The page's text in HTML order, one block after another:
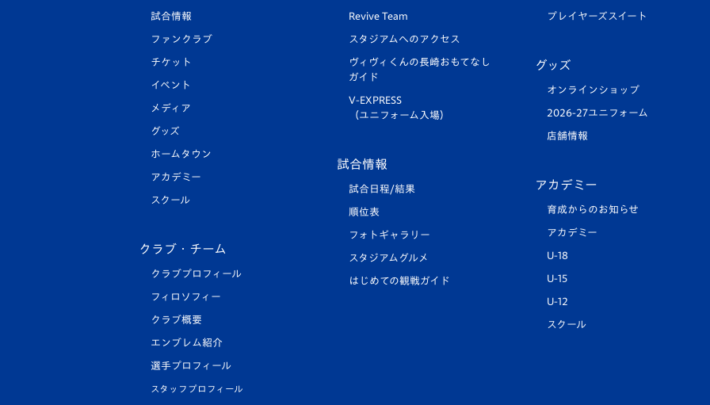
試合情報
ファンクラブ
チケット
イベント
メディア
グッズ
ホームタウン
アカデミー
スクール
クラブ・チーム
クラブプロフィール
フィロソフィー
クラブ概要
エンブレム紹介
選手プロフィール
スタッフプロフィール
Revive Team
スタジアムへのアクセス
ヴィヴィくんの長崎おもてなし
ガイド
V-EXPRESS
（ユニフォーム入場）
試合情報
試合日程/結果
順位表
フォトギャラリー
スタジアムグルメ
はじめての観戦ガイド
プレイヤーズスイート
グッズ
オンラインショップ
2026-27ユニフォーム
店舗情報
アカデミー
育成からのお知らせ
アカデミー
U-18
U-15
U-12
スクール